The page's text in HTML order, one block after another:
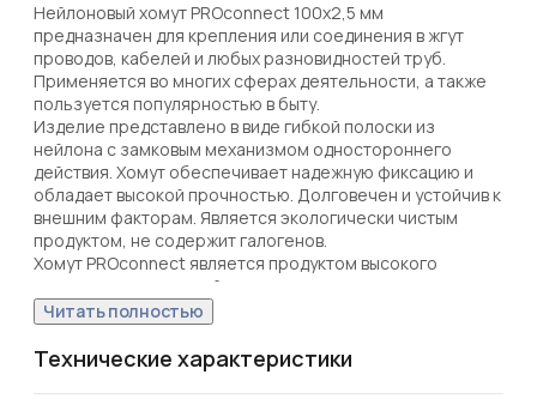
Нейлоновый хомут PROconnect 100x2,5 мм
предназначен для крепления или соединения в жгут
проводов, кабелей и любых разновидностей труб.
Применяется во многих сферах деятельности, а также
пользуется популярностью в быту.
Изделие представлено в виде гибкой полоски из
нейлона с замковым механизмом одностороннего
действия. Хомут обеспечивает надежную фиксацию и
обладает высокой прочностью. Долговечен и устойчив к
внешним факторам. Является экологически чистым
продуктом, не содержит галогенов.
Хомут PROconnect является продуктом высокого
качества по доступной цене.
Установка стяжки может выполняться вручную или с
помощью специального монтажного пистолета (арт. 12-
4524, 12-4521 и 12-4541). По окончании работ излишки
длины обрезаются. Не рекомендуется перегибать
изделие более чем на 90° при монтаже или хранении.
Читать полностью
Технические характеристики